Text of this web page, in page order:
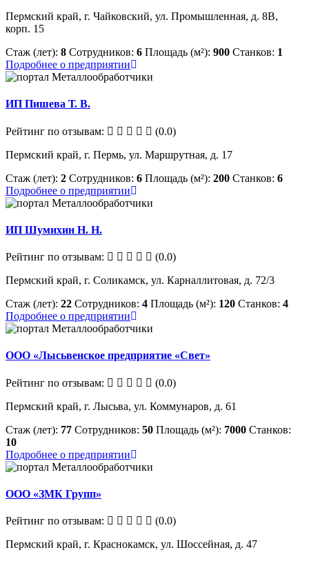
Пермский край, г. Чайковский, ул. Промышленная, д. 8В,
корп. 15
Стаж (лет): 8 Сотрудников: 6 Площадь (м²): 900 Станков: 1
Подробнее о предприятии
ИП Пишева Т. В.
Рейтинг по отзывам:
(0.0)
Пермский край, г. Пермь, ул. Маршрутная, д. 17
Стаж (лет): 2 Сотрудников: 6 Площадь (м²): 200 Станков: 6
Подробнее о предприятии
ИП Шумихин Н. Н.
Рейтинг по отзывам:
(0.0)
Пермский край, г. Соликамск, ул. Карналлитовая, д. 72/3
Стаж (лет): 22 Сотрудников: 4 Площадь (м²): 120 Станков: 4
Подробнее о предприятии
ООО «Лысьвенское предприятие «Свет»
Рейтинг по отзывам:
(0.0)
Пермский край, г. Лысьва, ул. Коммунаров, д. 61
Стаж (лет): 77 Сотрудников: 50 Площадь (м²): 7000 Станков:
10
Подробнее о предприятии
ООО «ЗМК Групп»
Рейтинг по отзывам:
(0.0)
Пермский край, г. Краснокамск, ул. Шоссейная, д. 47